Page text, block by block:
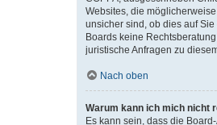
Websites, die
unsicher sind, ob dies auf
Boards keine
juristische Anfragen zu
Nach oben
Warum kann ich mich nicht
Es kann sein, dass die